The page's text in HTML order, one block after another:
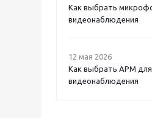
Как выбрать
видеонаблюдения
12 мая 2026
Как выбрать APM для
видеонаблюдения